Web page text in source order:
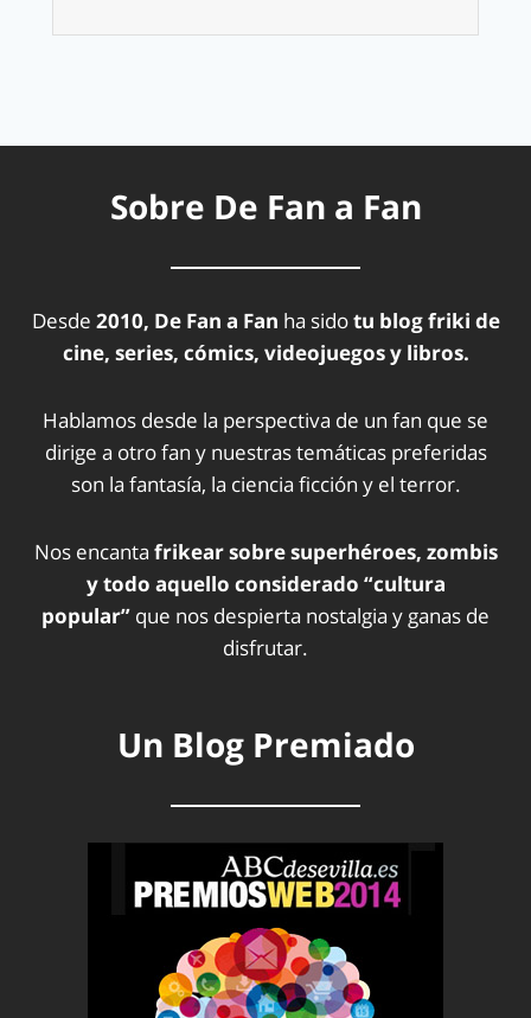
Sobre De Fan a Fan
Desde 2010, De Fan a Fan ha sidotu blog friki de
cine, series, cómics, videojuegos y libros.
Hablamos desde la perspectiva de un fan que se
dirige a otro fan y nuestras temáticas preferidas
son la fantasía, la ciencia ficción y el terror.
Nos encanta frikear sobre superhéroes, zombis
y todo aquello considerado “cultura
popular” que nos despierta nostalgia y ganas de
disfrutar.
Un Blog Premiado